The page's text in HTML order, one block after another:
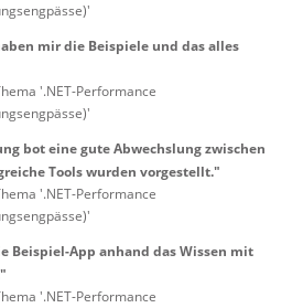
mir die Beispiele und das alles
'.NET-Performance
bot eine gute Abwechslung zwischen
Tools wurden vorgestellt."
'.NET-Performance
Beispiel-App anhand das Wissen mit
'.NET-Performance